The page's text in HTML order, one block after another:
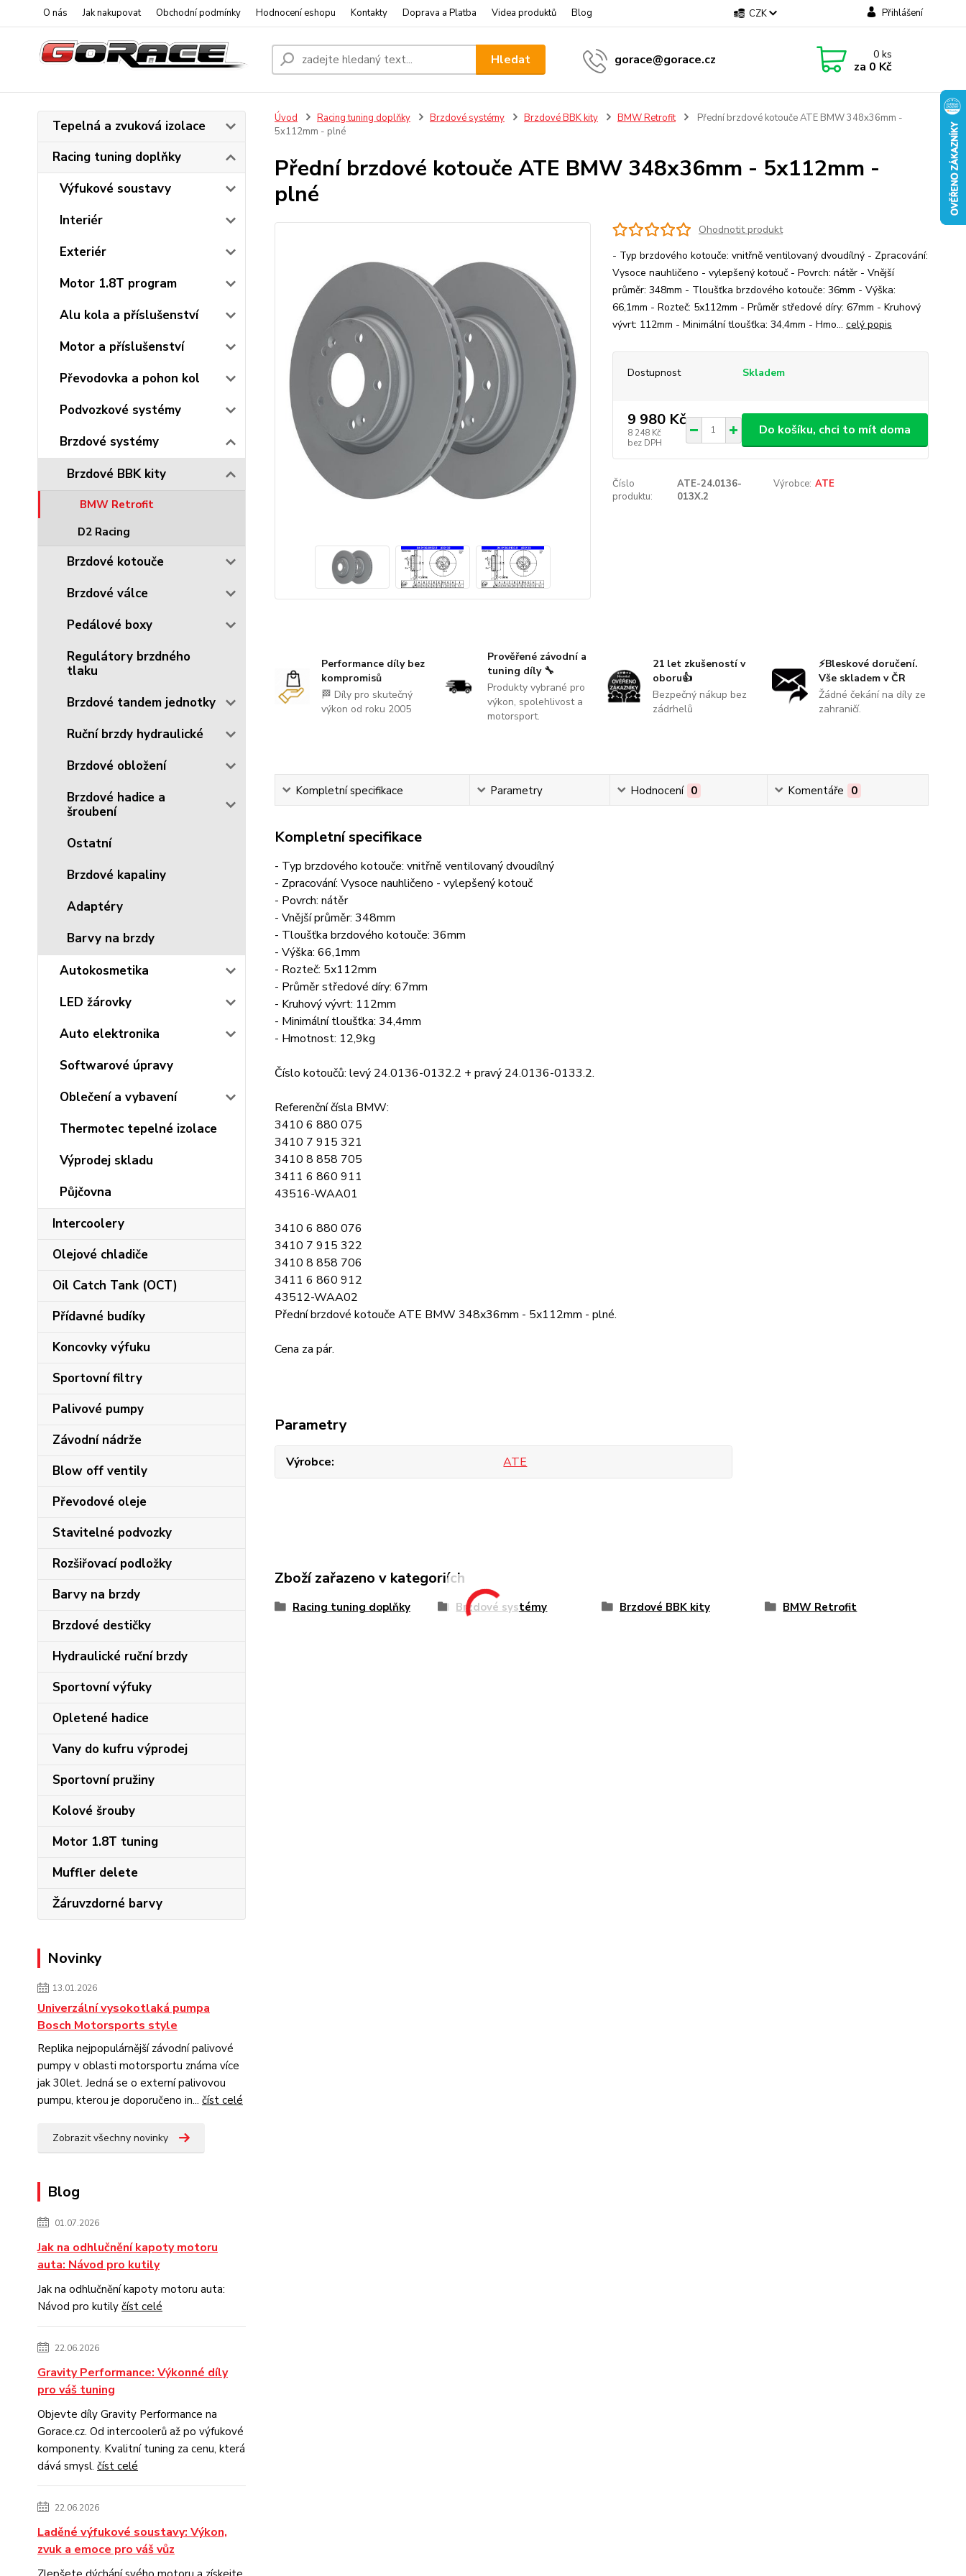
O nás Jak nakupovat Obchodní podmínky Hodnocení eshopu Kontakty Doprava a Platba Videa produktů Blog CZK Přihlášení
Hledat gorace@gorace.cz 0ks
za 0 Kč
Tepelná a zvuková izolace
Racing tuning doplňky
Výfukové soustavy
Interiér
Exteriér
Motor 1.8T program
Alu kola a příslušenství
Motor a příslušenství
Převodovka a pohon kol
Podvozkové systémy
Brzdové systémy
Brzdové BBK kity
BMW Retrofit
D2 Racing
Brzdové kotouče
Brzdové válce
Pedálové boxy
Regulátory brzdného
tlaku
Brzdové tandem jednotky
Ruční brzdy hydraulické
Brzdové obložení
Brzdové hadice a
šroubení
Ostatní
Brzdové kapaliny
Adaptéry
Barvy na brzdy
Autokosmetika
LED žárovky
Auto elektronika
Softwarové úpravy
Oblečení a vybavení
Thermotec tepelné izolace
Výprodej skladu
Půjčovna
Intercoolery
Olejové chladiče
Oil Catch Tank (OCT)
Přídavné budíky
Koncovky výfuku
Sportovní filtry
Palivové pumpy
Závodní nádrže
Blow off ventily
Převodové oleje
Stavitelné podvozky
Rozšiřovací podložky
Barvy na brzdy
Brzdové destičky
Hydraulické ruční brzdy
Sportovní výfuky
Opletené hadice
Vany do kufru výprodej
Sportovní pružiny
Kolové šrouby
Motor 1.8T tuning
Muffler delete
Žáruvzdorné barvy
Novinky
13.01.2026
Univerzální vysokotlaká pumpa
Bosch Motorsports style
Replika nejpopulárnější závodní palivové
pumpy v oblasti motorsportu známa více
jak 30let. Jedná se o externí palivovou
pumpu, kterou je doporučeno in... číst celé
Zobrazit všechny novinky
Blog
01.07.2026
Jak na odhlučnění kapoty motoru
auta: Návod pro kutily
Jak na odhlučnění kapoty motoru auta:
Návod pro kutily číst celé
22.06.2026
Gravity Performance: Výkonné díly
pro váš tuning
Objevte díly Gravity Performance na
Gorace.cz. Od intercoolerů až po výfukové
komponenty. Kvalitní tuning za cenu, která
dává smysl. číst celé
22.06.2026
Laděné výfukové soustavy: Výkon,
zvuk a emoce pro váš vůz
Úvod Racing tuning doplňky Brzdové systémy Brzdové BBK kity BMW Retrofit
Přední brzdové kotouče ATE BMW 348x36mm -
5x112mm - plné
Přední brzdové kotouče ATE BMW 348x36mm - 5x112mm -
plné
Ohodnotit produkt
- Typ brzdového kotouče: vnitřně ventilovaný dvoudílný - Zpracování:
Vysoce nauhličeno - vylepšený kotouč - Povrch: nátěr - Vnější
průměr: 348mm - Tloušťka brzdového kotouče: 36mm - Výška:
66,1mm - Rozteč: 5x112mm - Průměr středové díry: 67mm - Kruhový
vývrt: 112mm - Minimální tloušťka: 34,4mm - Hmo... celý popis
Dostupnost Skladem
9 980 Kč
8 248 Kč
bez DPH
Do košíku, chci to mít doma
Číslo
produktu:
ATE-24.0136-
013X.2
Výrobce: ATE
Performance díly bez
kompromisů
🏁 Díly pro skutečný
výkon od roku 2005
Prověřené závodní a
tuning díly 🔧
Produkty vybrané pro
výkon, spolehlivost a
motorsport.
21 let zkušeností v
oboru👍
Bezpečný nákup bez
zádrhelů
⚡Bleskové doručení.
Vše skladem v ČR
Žádné čekání na díly ze
zahraničí.
Kompletní specifikace Parametry Hodnocení 0 Komentáře 0
Kompletní specifikace
- Typ brzdového kotouče: vnitřně ventilovaný dvoudílný
- Zpracování: Vysoce nauhličeno - vylepšený kotouč
- Povrch: nátěr
- Vnější průměr: 348mm
- Tloušťka brzdového kotouče: 36mm
- Výška: 66,1mm
- Rozteč: 5x112mm
- Průměr středové díry: 67mm
- Kruhový vývrt: 112mm
- Minimální tloušťka: 34,4mm
- Hmotnost: 12,9kg
Číslo kotoučů: levý 24.0136-0132.2 + pravý 24.0136-0133.2.
Referenční čísla BMW:
3410 6 880 075
3410 7 915 321
3410 8 858 705
3411 6 860 911
43516-WAA01
3410 6 880 076
3410 7 915 322
3410 8 858 706
3411 6 860 912
43512-WAA02
Přední brzdové kotouče ATE BMW 348x36mm - 5x112mm - plné.
Cena za pár.
Parametry
Výrobce ATE
Zboží zařazeno v kategoriích
Racing tuning doplňky Brzdové systémy Brzdové BBK kity BMW Retrofit